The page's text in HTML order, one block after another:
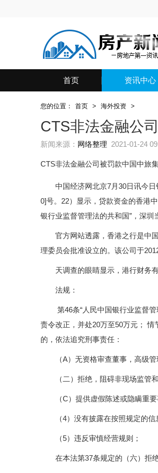
首页 资讯中心
您的位置： 首页 > 海外投资 >
CTS非法金融公
新闻来源： 网络整理 2021-01-24
CTS非法金融公司被罚款中国中旅
中国经济网北京7月30日讯今日
0]号。22）显示，贷款资金的香港
银行业监督管理法的共和国”，深圳
官方网站透露，香港之行是中国
理委员会批准设立的。该公司于
天调查的眼睛显示，港行财务有
法规：
第46条“人民中国银行业监督管
责令改正，并处20万至50万元；
的，依法追究刑事责任：
（A）无资格审查董事，高级管
（二）拒绝，阻碍非现场监管和
（C）提供虚假陈述或隐瞒重要
（4）没有披露在按照规定的信
（5）违反审慎经营规则；
在本法第37条规定的（六）拒绝